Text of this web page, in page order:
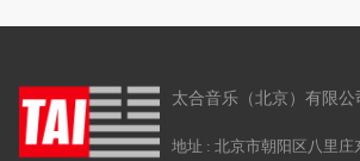
太合音乐（北京）有限公
地址 : 北京市朝阳区八里庄